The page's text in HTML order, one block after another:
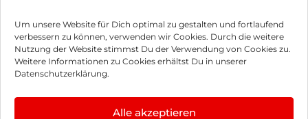
Um unsere Website für Dich optimal zu gestalten und fortlaufend
verbessern zu können, verwenden wir Cookies. Durch die weitere
Nutzung der Website stimmst Du der Verwendung von Cookies zu.
Weitere Informationen zu Cookies erhältst Du in unserer
Datenschutzerklärung.
Alle akzeptieren
Impressum